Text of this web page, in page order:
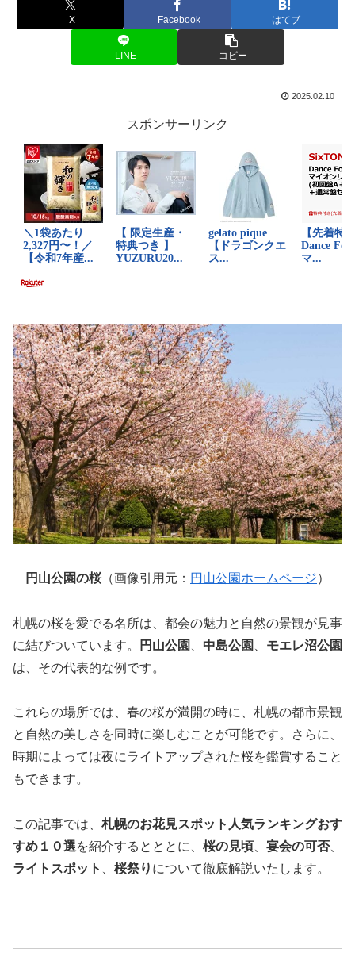
X Facebook はてブ
LINE コピー
2025.02.10
スポンサーリンク
円山公園の桜（画像引用元： 円山公園ホームページ）
札幌の桜を愛でる名所は、都会の魅力と自然の景観が見事
に結びついています。
円山公園 中島公園
モエレ沼公園
は、その代表的な例です。
これらの場所では、春の桜が満開の時に、札幌の都市景観
と自然の美しさを同時に楽しむことが可能です。さらに、
時期によっては夜にライトアップされた桜を鑑賞すること
もできます。
この記事では、 札幌のお花見スポット人気ランキングおす
すめ１０選を紹介するとととに、 桜の見頃 宴会の可否、
ライトスポット
桜祭り について徹底解説いたします。